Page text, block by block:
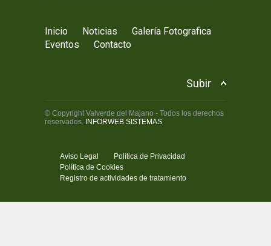
Inicio Noticias
Galería Fotografica
Eventos
Contacto
Subir
© Copyright Valverde del Majano - Todos los derechos
reservados. INFORWEB SISTEMAS
Aviso Legal
Política de Privacidad
Política de Cookies
Registro de actividades de tratamiento